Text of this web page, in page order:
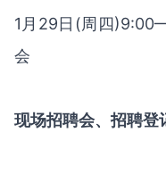
1月29日(周四
会
现场招聘会、招聘登